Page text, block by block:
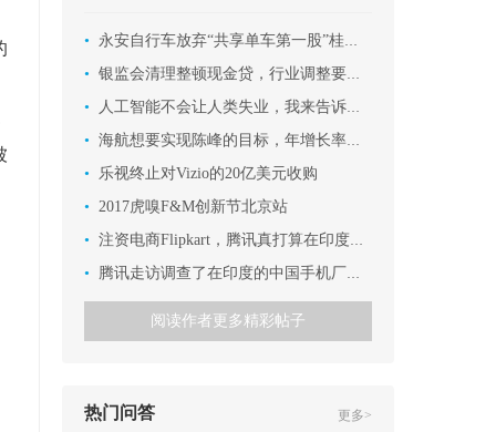
•
永安自行车放弃“共享单车第一股”桂冠始末
• 银监会清理整顿现金贷，行业调整要来了？
•
人工智能不会让人类失业，我来告诉你为什么
• 海航想要实现陈峰的目标，年增长率要达到12.8%，怎能不疯狂买买买！
•
乐视终止对Vizio的20亿美元收购
• 2017虎嗅F&M创新节北京站
• 注资电商Flipkart，腾讯真打算在印度和阿里掰手腕？
•
腾讯走访调查了在印度的中国手机厂商，有这么N个发现
阅读作者更多精彩帖子
热门问答 更多>